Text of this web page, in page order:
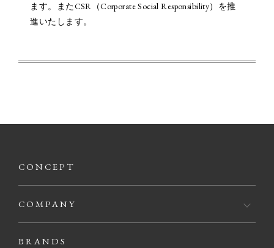
ます。またCSR（Corporate Social Responsibility）を推
進いたします。
CONCEPT
COMPANY
BRANDS